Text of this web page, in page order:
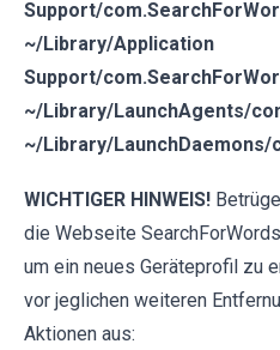
Support/
~/Library/Application
Support/
~/Library/LaunchAgents/
~/Library/
WICHTIGER HINWEIS!
die Webseite
um ein neues Geräteprofil zu
vor jeglichen weiteren
Aktionen aus: